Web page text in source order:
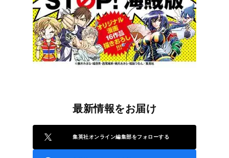
最新情報をお届け
集英社オンライン編集部をフォローする